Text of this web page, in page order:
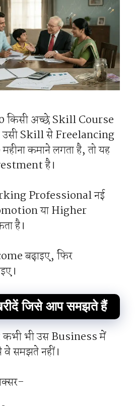
किसी अच्छे Skill Course
उसी Skill से Freelancing
कमाने लगता है, तो यह
है।
Professional नई
या Higher
है।
बढ़ाइए, फिर
जिसे आप समझते हैं
भी उस Business में
वे समझते नहीं।